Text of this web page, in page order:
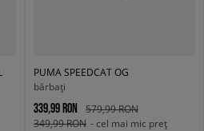
PUMA SPEEDCAT OG
bărbați
339,99 RON
579,99 RON
349,99 RON - cel mai mic preț